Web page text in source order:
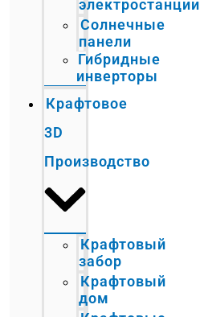
электростанции
Солнечные
панели
Гибридные
инверторы
Крафтовое
3D
Производство
Крафтовый
забор
Крафтовый
дом